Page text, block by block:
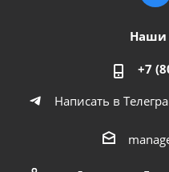
Наши
+7
Написать в